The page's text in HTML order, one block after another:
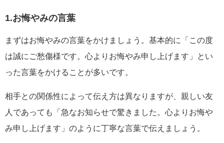
1.お悔やみの言葉
まずはお悔やみの言葉をかけましょう。基本的に「この度
は誠にご愁傷様です。心よりお悔やみ申し上げます」とい
った言葉をかけることが多いです。
相手との関係性によって伝え方は異なりますが、親しい友
人であっても「急なお知らせで驚きました。心よりお悔や
み申し上げます」のように丁寧な言葉で伝えましょう。